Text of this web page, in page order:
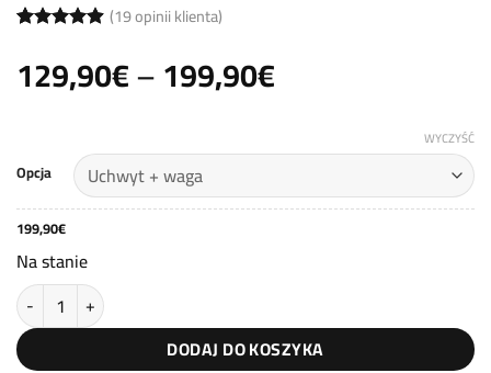
na
podstawie
(19opinii klienta)
129,90€–199,90€
129,90€
do
199,90€
Opcja
WYCZYŚĆ
199,90€
Na stanie
ilość Macebell regulowany 4-14kg OneMace® Lite
DODAJ DO KOSZYKA